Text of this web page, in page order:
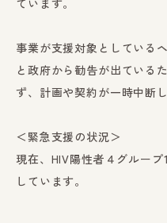
ています。
事業が支援対象としている
と政府から勧告が出ている
ず、計画や契約が一時中断し
＜緊急支援の状況＞
現在、HIV陽性者４グルー
しています。